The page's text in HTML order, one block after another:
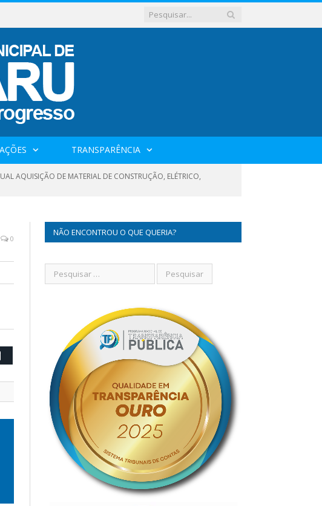
TRANSPARÊNCIA
AQUISIÇÃO DE MATERIAL DE CONSTRUÇÃO, ELÉTRICO,
0
Email
NÃO ENCONTROU O QUE QUERIA?